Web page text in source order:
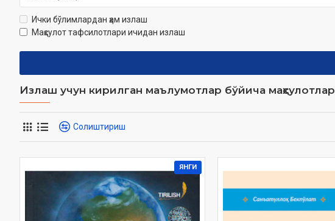
Ички бўлимлардан ҳам излаш
Маҳсулот тафсилотлари ичидан излаш
Излаш учун кирилган маълумотлар бўйича маҳсулотлар
Солиштириш
ЯНГИ